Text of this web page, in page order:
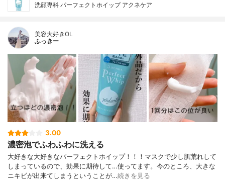
洗顔専科 パーフェクトホイップ アクネケア
美容大好きOL
ふっきー
3.00
濃密泡でふわふわに洗える
大好きな大好きなパーフェクトホイップ！！！マスクで少し肌荒れして
しまっているので、効果に期待して…使ってます。今のところ、大きな
ニキビが出来てしまうということが…続きを見る